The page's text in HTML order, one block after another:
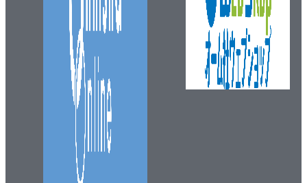
[2] レーザ用材料
4.7 無機半導体発光材料について
[1] 光の発生とその性質
[2] LED（発光ダイオード）
[3] 白色LED
[4] 蛍光材料
4.8 有機半導体材料について
[1] 有機半導体の導電機構
[2] 新有機EL